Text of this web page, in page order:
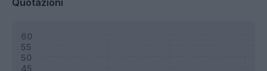
Quotazioni